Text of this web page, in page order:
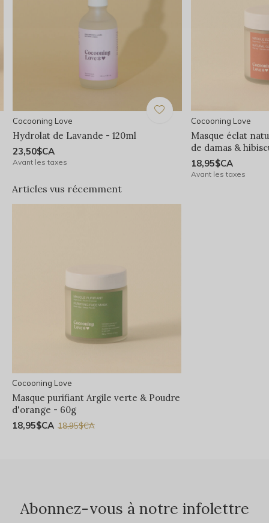
Cocooning Love
Hydrolat de Lavande - 120ml
23,50$CA
Avant les taxes
Cocooning Love
Masque éclat
de damas &
18,95$CA
Avant les taxes
Articles vus récemment
Cocooning Love
Masque purifiant Argile verte & Poudre
d'orange - 60g
18,95$CA 18,95$CA
Abonnez-vous à notre infolettre